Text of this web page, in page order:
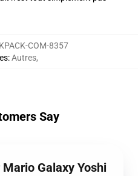
COM-8357
:Autres,
Say
Galaxy Yoshi